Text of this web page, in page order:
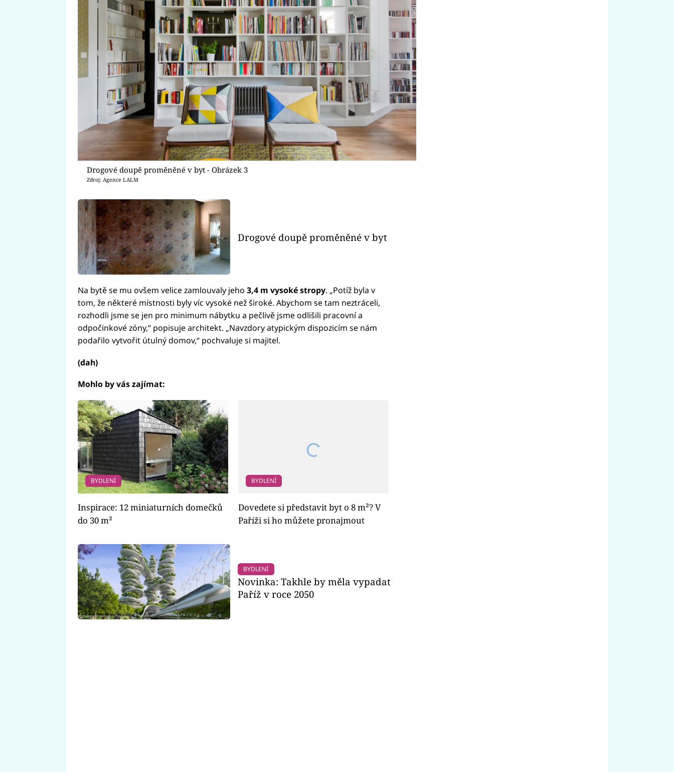
Drogové doupě proměněné v byt - Obrázek 3
Zdroj: Agence LALM
Drogové doupě proměněné v byt
Na bytě se mu ovšem velice zamlouvaly jeho 3,4 m vysoké stropy. „Potíž byla v
tom, že některé místnosti byly víc vysoké než široké. Abychom se tam neztráceli,
rozhodli jsme se jen pro minimum nábytku a pečlivě jsme odlišili pracovní a
odpočinkové zóny,“ popisuje architekt. „Navzdory atypickým dispozicím se nám
podařilo vytvořit útulný domov,“ pochvaluje si majitel.
(dah)
Mohlo by vás zajímat:
BYDLENÍ
Inspirace: 12 miniaturních domečků
do 30 m²
BYDLENÍ
Dovedete si představit byt o 8 m²? V
Paříži si ho můžete pronajmout
BYDLENÍ
Novinka: Takhle by měla vypadat
Paříž v roce 2050